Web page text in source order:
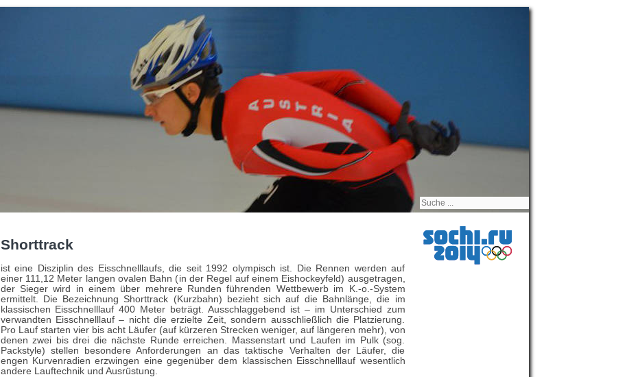
Shorttrack
ist eine Disziplin des Eisschnelllaufs, die seit 1992 olympisch ist. Die Rennen werden auf
einer 111,12 Meter langen ovalen Bahn (in der Regel auf einem Eishockeyfeld) ausgetragen,
der Sieger wird in einem über mehrere Runden führenden Wettbewerb im K.-o.-System
ermittelt. Die Bezeichnung Shorttrack (Kurzbahn) bezieht sich auf die Bahnlänge, die im
klassischen Eisschnelllauf 400 Meter beträgt. Ausschlaggebend ist – im Unterschied zum
verwandten Eisschnelllauf – nicht die erzielte Zeit, sondern ausschließlich die Platzierung.
Pro Lauf starten vier bis acht Läufer (auf kürzeren Strecken weniger, auf längeren mehr), von
denen zwei bis drei die nächste Runde erreichen. Massenstart und Laufen im Pulk (sog.
Packstyle) stellen besondere Anforderungen an das taktische Verhalten der Läufer, die
engen Kurvenradien erzwingen eine gegenüber dem klassischen Eisschnelllauf wesentlich
andere Lauftechnik und Ausrüstung.